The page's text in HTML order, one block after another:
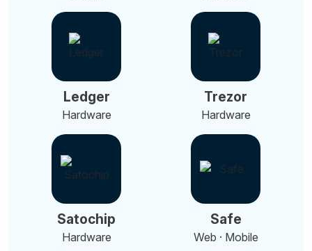
Ledger
Hardware
Trezor
Hardware
Satochip
Hardware
Safe
Web · Mobile